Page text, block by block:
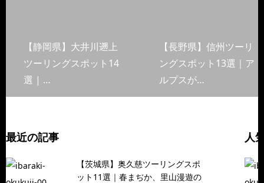
【静岡県】大井川遡上
ツーリングスポット14
選 | …
【長野県】信州ツーリ
ングスポット13選｜ア
ルプスが…
最近の記事
【茨城県】奥久慈ツーリングスポ
ット11選｜春まぢか、里山漫遊の
人